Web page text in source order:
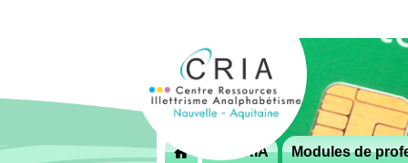
principal Le CRIA Modules de